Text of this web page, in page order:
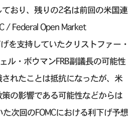
おり、残りの2名は前回の米国連
/ Federal Open Market
を支持していたクリストファー・
ル・ボウマンFRB副議長の可能性
れたことは抵抗になったが、米
の影響である可能性などからは
次回のFOMCにおける利下げ予想